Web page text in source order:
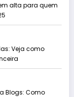
alta para quem
Veja como
Blogs: Como